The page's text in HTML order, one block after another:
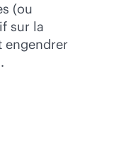
(ou
sur la
engendrer